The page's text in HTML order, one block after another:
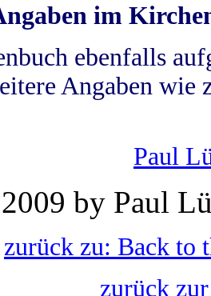
im
ebenfalls
Angaben wie
Paul
by Paul
zurück zu: Back to
zurück